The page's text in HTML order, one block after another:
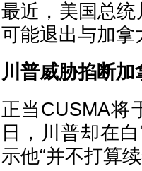
最近，美国总统
可能退出与加拿
川普威胁掐断
正当CUSMA将
日，川普却在
示他“并不打算续